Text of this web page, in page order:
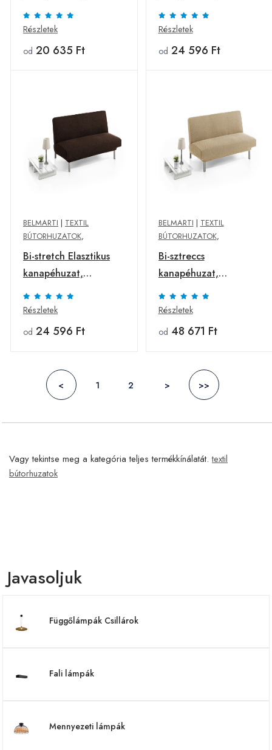
Belmarti, Viena, click-
clack, kétszemélyes,
jacquard anyag, zöld
Részletek
od 20 635 Ft
Belmarti, Viena, click-
clack, kétszemélyes,
jacquard anyag, piros
Részletek
od 24 596 Ft
BELMARTI | TEXTIL
BÚTORHUZATOK,
Bi-stretch Elasztikus
kanapéhuzat,
Belmarti, Viena, click-
clack, kétszemélyes,
jacquard anyag, barna
Részletek
od 24 596 Ft
BELMARTI | TEXTIL
BÚTORHUZATOK,
Bi-sztreccs
kanapéhuzat,
Belmarti, Vienna,
click-clack, 2 ülés,
jacquard, bézs
Részletek
od 48 671 Ft
< 1 2 > >>
Vagy tekintse meg a kategória teljes termékkínálatát.textil
bútorhuzatok
Javasoljuk
Függőlámpák Csillárok
Fali lámpák
Mennyezeti lámpák